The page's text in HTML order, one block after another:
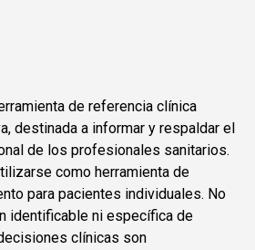
de referencia clínica
destinada a informar y respaldar el
de los profesionales sanitarios.
como herramienta de
para pacientes individuales. No
identificable ni específica de
clínicas son